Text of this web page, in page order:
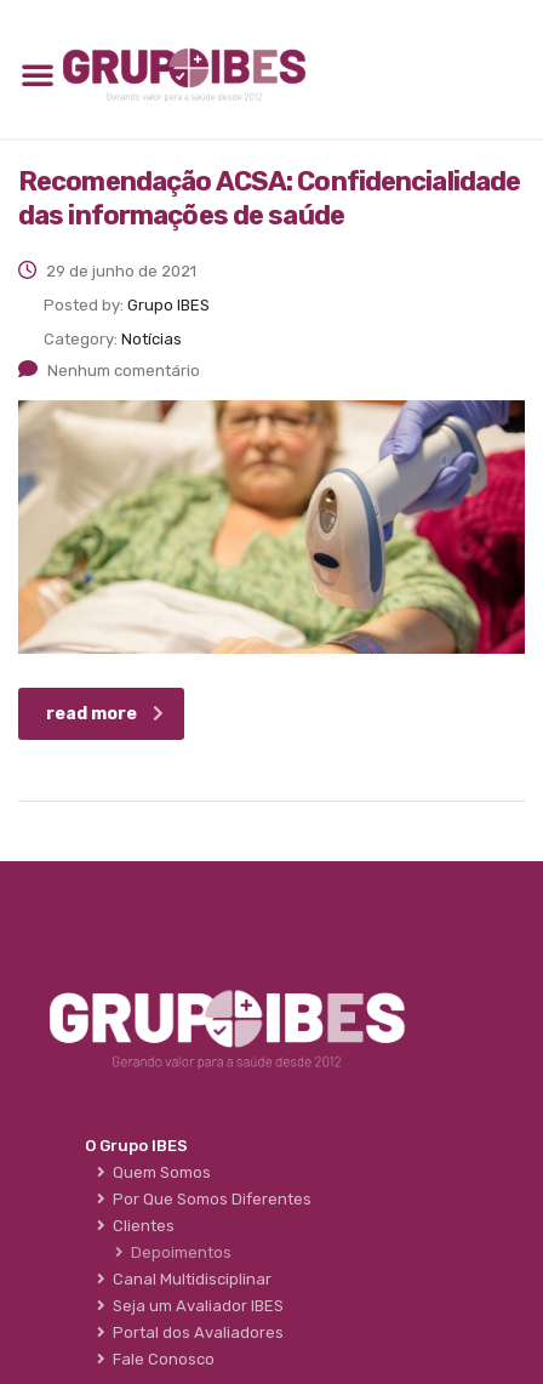
Recomendação ACSA: Confidencialidade
das informações de saúde
29 de junho de 2021
Posted by: Grupo IBES
Category: Notícias
Nenhum comentário
read more
O Grupo IBES
Quem Somos
Por Que Somos Diferentes
Clientes
Depoimentos
Canal Multidisciplinar
Seja um Avaliador IBES
Portal dos Avaliadores
Fale Conosco